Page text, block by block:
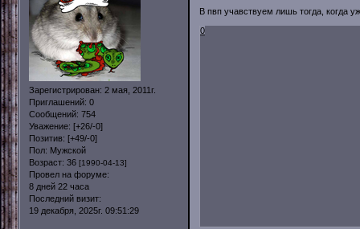
Зарегистрирован: 2 мая, 2011г.
Приглашений: 0
Сообщений: 754
Уважение: [+26/-0]
Позитив: [+49/-0]
Пол: Мужской
Возраст: 36 [1990-04-13]
Провел на форуме:
8 дней 22 часа
Последний визит:
19 декабря, 2025г. 09:51:29
В пвп учавствуем лишь тогда, когда
0